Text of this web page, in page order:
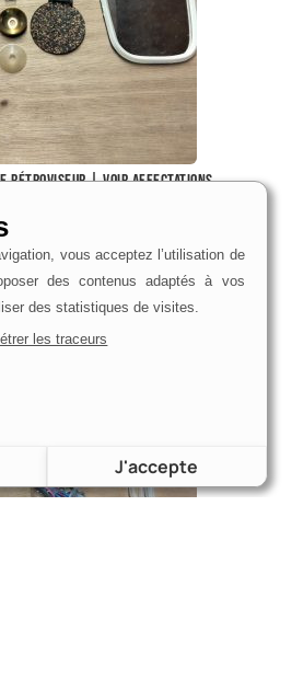
rétroviseur | Voir affectations
le produitvous acceptez l’utilisation de
des contenus adaptés à vos
des statistiques de visites.
les traceurs
J'accepte